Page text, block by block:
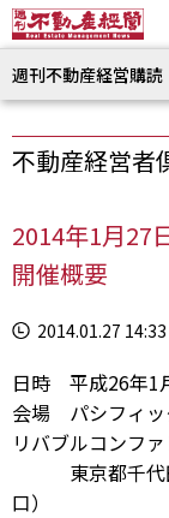
週刊不動産経営購読
不動産経営者
2014年1月27
開催概要
2014.01.27 14:33
日時 平成26年1
会場 パシフィッ
リバブルコンフ
東京都千代田
口）